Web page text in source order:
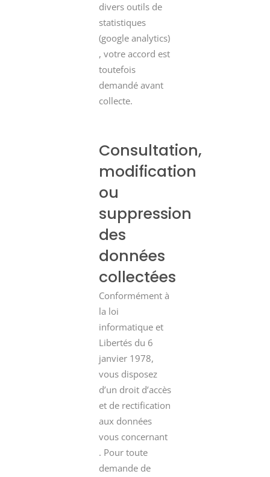
divers outils de
statistiques
(google analytics)
, votre accord est
toutefois
demandé avant
collecte.
Consultation,
modification
ou
suppression
des
données
collectées
Conformément à
la loi
informatique et
Libertés du 6
janvier 1978,
vous disposez
d’un droit d’accès
et de rectification
aux données
vous concernant
. Pour toute
demande de